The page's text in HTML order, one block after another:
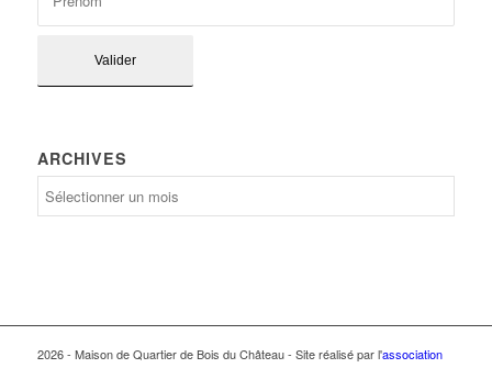
ARCHIVES
2026 - Maison de Quartier de Bois du Château - Site réalisé par l'association